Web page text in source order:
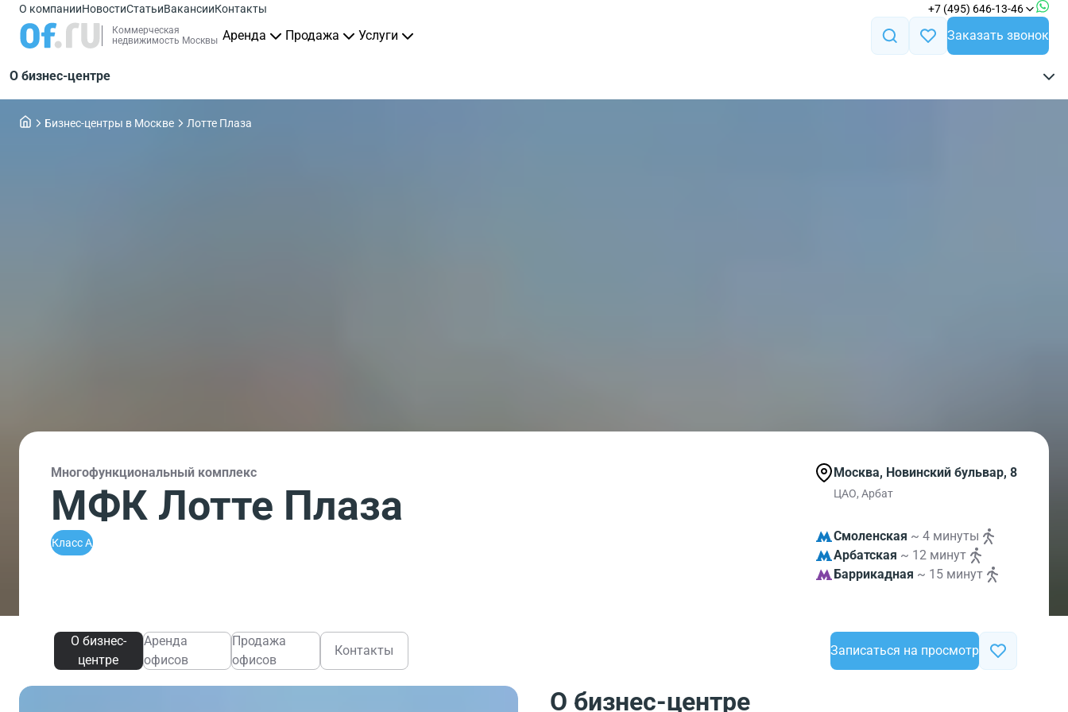
О компанииНовостиСтатьиВакансииКонтакты +7 (495) 646-13-46
Коммерческая
недвижимость Москвы Аренда Продажа Услуги Заказать звонок
О бизнес-центре
Бизнес-центры в Москве Лотте Плаза
Многофункциональный комплекс
МФК Лотте Плаза
Класс A
Москва, Новинский бульвар, 8
ЦАО, Арбат
Смоленская ~ 4 минуты
Арбатская ~ 12 минут
Баррикадная ~ 15 минут
О бизнес-
центре
Аренда
офисов
Продажа
офисов
Контакты Записаться на просмотр
О бизнес-центре